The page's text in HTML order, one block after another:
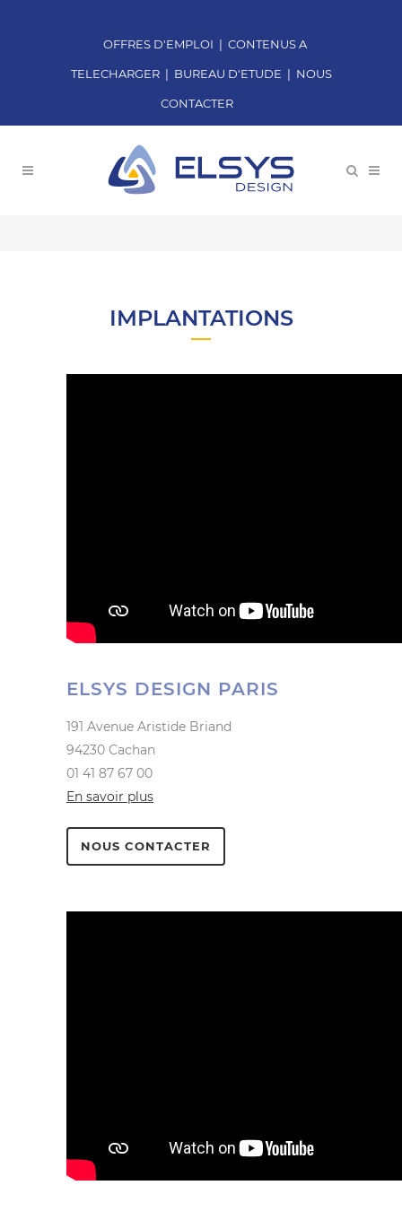
OFFRES D'EMPLOI | CONTENUS A
TELECHARGER| BUREAU D'ETUDE | NOUS
CONTACTER
IMPLANTATIONS
ELSYS DESIGN PARIS
191 Avenue Aristide Briand
94230 Cachan
01 41 87 67 00
En savoir plus
NOUS CONTACTER